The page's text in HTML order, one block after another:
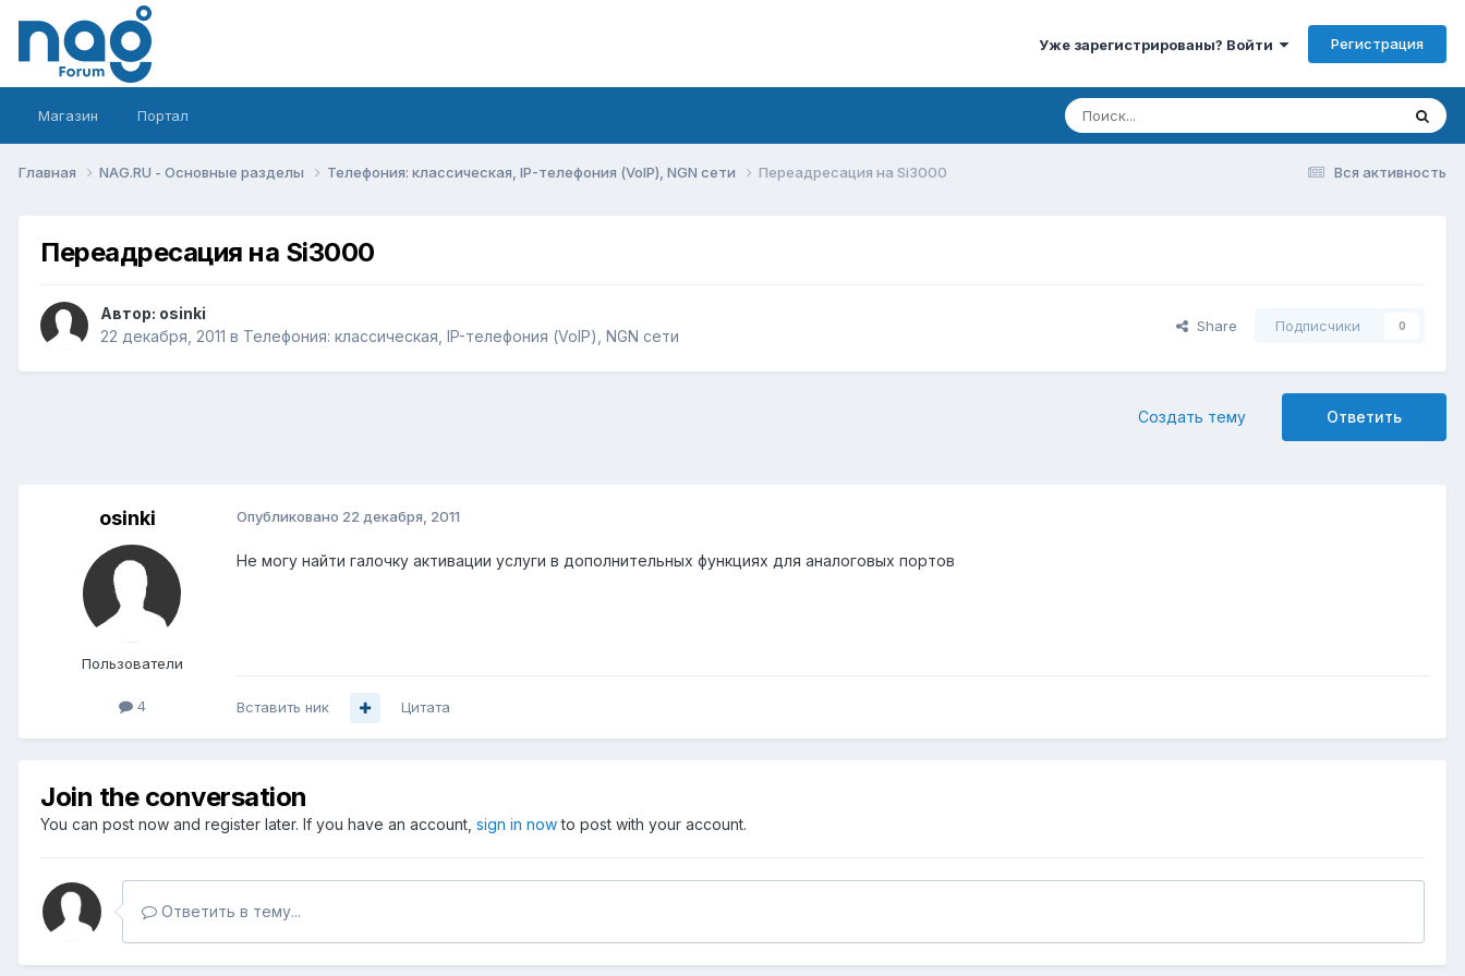
Уже зарегистрированы? Войти Регистрация
Магазин Портал
Вся активность
Главная NAG.RU - Основные разделы Телефония: классическая, IP-телефония (VoIP), NGN сети Переадресация на Si3000
Переадресация на Si3000
Автор: osinki
22 декабря, 2011 в Телефония: классическая, IP-телефония (VoIP), NGN сети
Share Подписчики 0
Ответить
Создать тему
osinki
Пользователи
4
Опубликовано 22 декабря, 2011
Не могу найти галочку активации услуги в дополнительных функциях для аналоговых портов
Вставить ник Цитата
Join the conversation
You can post now and register later. If you have an account, sign in nowto post with your account.
Ответить в тему...